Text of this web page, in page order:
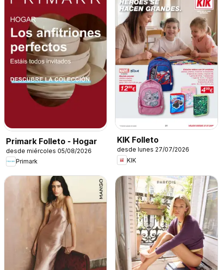
Primark Folleto - Hogar
desde miércoles 05/08/2026
Primark
KIK Folleto
desde lunes 27/07/2026
KIK